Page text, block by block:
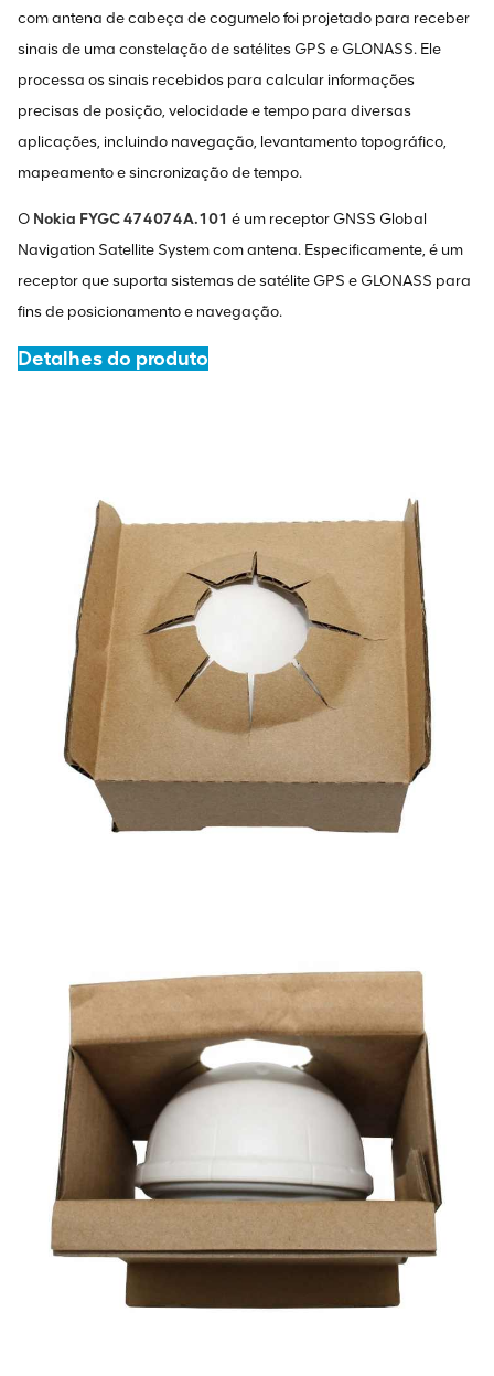
com antena de cabeça de cogumelo foi projetado para receber
sinais de uma constelação de satélites GPS e GLONASS. Ele
processa os sinais recebidos para calcular informações
precisas de posição, velocidade e tempo para diversas
aplicações, incluindo navegação, levantamento topográfico,
mapeamento e sincronização de tempo.
O Nokia FYGC 474074A.101 é um receptor GNSS Global
Navigation Satellite System com antena. Especificamente, é um
receptor que suporta sistemas de satélite GPS e GLONASS para
fins de posicionamento e navegação.
Detalhes do produto